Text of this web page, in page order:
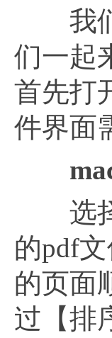
我们
们一起
首先打
件界面
选择
的pdf
的页面
过【排